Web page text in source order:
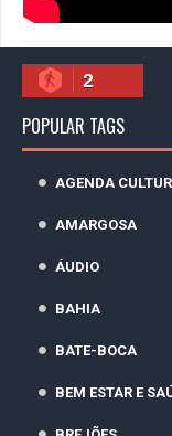
2
POPULAR TAGS
AGENDA
AMARGOSA
ÁUDIO
BAHIA
BATE-BOCA
BEM ESTAR E